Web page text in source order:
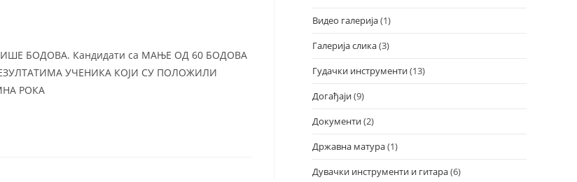
БОДОВА. Кандидати са МАЊЕ ОД 60 БОДОВА
УЧЕНИКА КОЈИ СУ ПОЛОЖИЛИ
РОКА
Видео галерија(1)
Галерија слика(3)
Гудачки инструменти(13)
Догађаји(9)
Документи(2)
Државна матура(1)
Дувачки инструменти и гитара(6)